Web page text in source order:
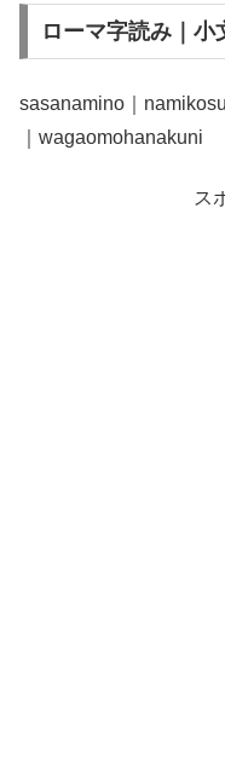
ローマ字読み｜小
sasanamino｜
｜wagaomohanakuni
ス